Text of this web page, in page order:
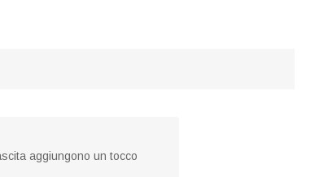
aggiungono un tocco